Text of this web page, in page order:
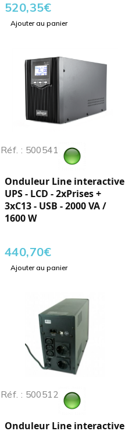
520,35€
Ajouter au panier
Réf. : 500541
Onduleur Line interactive
UPS - LCD - 2xPrises +
3xC13 - USB - 2000 VA /
1600 W
440,70€
Ajouter au panier
Réf. : 500512
Onduleur Line interactive